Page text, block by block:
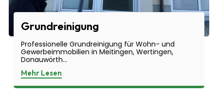
Grundreinigung
Professionelle Grundreinigung für Wohn- und
Gewerbeimmobilien in Meitingen, Wertingen,
Donauwörth...
Mehr Lesen